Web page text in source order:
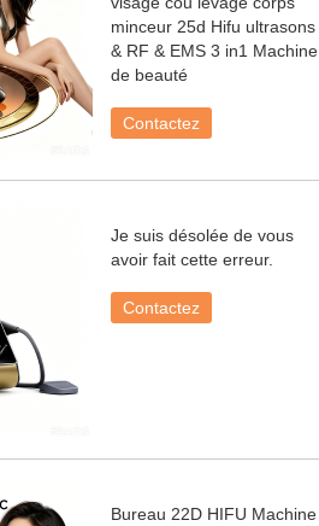
minceur 25d Hifu ultrasons
& RF & EMS 3 in1 Machine
de beauté
Contactez
Je suis désolée de vous
avoir fait cette erreur.
Contactez
Bureau 22D HIFU Machine